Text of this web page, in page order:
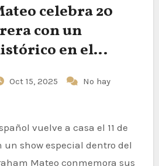
celebra 20
con un
en el
de Madrid
Oct 15, 2025
No hay
un show especial dentro del
Mateo conmemora sus